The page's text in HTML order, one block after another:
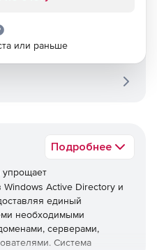
Подробнее
упрощает
Active Directory и
единый
необходимыми
серверами,
Система
или раньше